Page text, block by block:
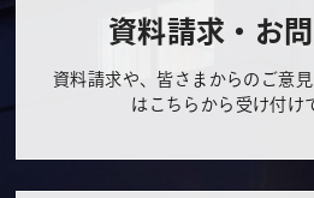
資料請求・お
資料請求や、皆さまからのご意
はこちらから受け付け